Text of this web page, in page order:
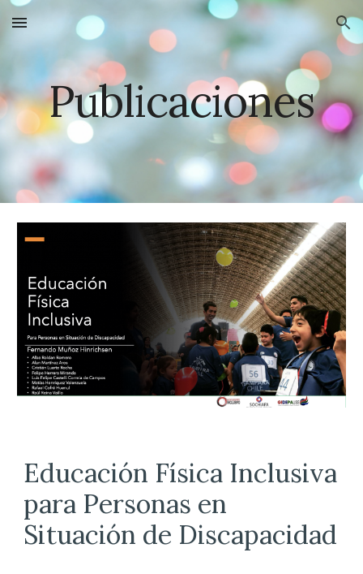
Skip to main content Skip to navigation
Publicaciones
Educación Física Inclusiva
para Personas en
Situación de Discapacidad